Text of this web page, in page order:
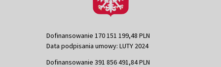
Dofinansowanie 170 151 199,48 PLN
Data podpisania umowy: LUTY 2024
Dofinansowanie 391 856 491,84 PLN